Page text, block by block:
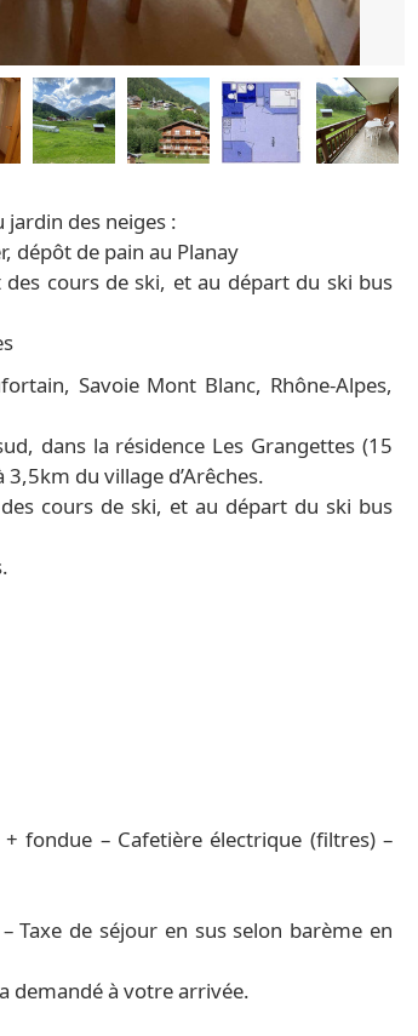
jardin des neiges :
dépôt de pain au Planay
cours de ski, et au départ du ski bus
Savoie Mont Blanc, Rhône-Alpes,
dans la résidence Les Grangettes (15
du village d’Arêches.
cours de ski, et au départ du ski bus
fondue – Cafetière électrique (filtres) –
Taxe de séjour en sus selon barème en
demandé à votre arrivée.